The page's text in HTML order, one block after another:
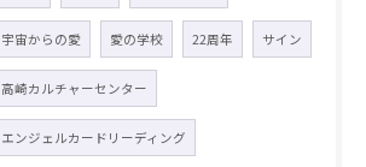
宇宙からの愛 愛の学校 22周年 サイン
高崎カルチャーセンター
エンジェルカードリーディング